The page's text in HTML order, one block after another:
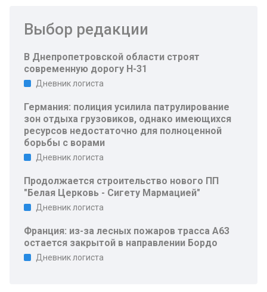
Выбор редакции
В Днепропетровской области строят
современную дорогу Н-31
Дневник логиста
Германия: полиция усилила патрулирование
зон отдыха грузовиков, однако имеющихся
ресурсов недостаточно для полноценной
борьбы с ворами
Дневник логиста
Продолжается строительство нового ПП
"Белая Церковь - Сигету Мармацией"
Дневник логиста
Франция: из-за лесных пожаров трасса A63
остается закрытой в направлении Бордо
Дневник логиста